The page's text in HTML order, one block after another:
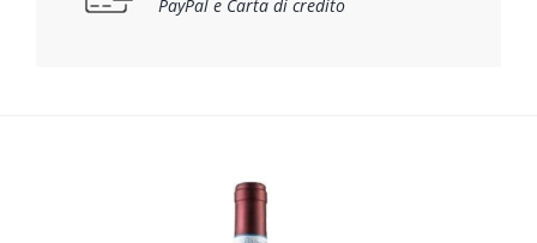
PayPal e Carta di credito